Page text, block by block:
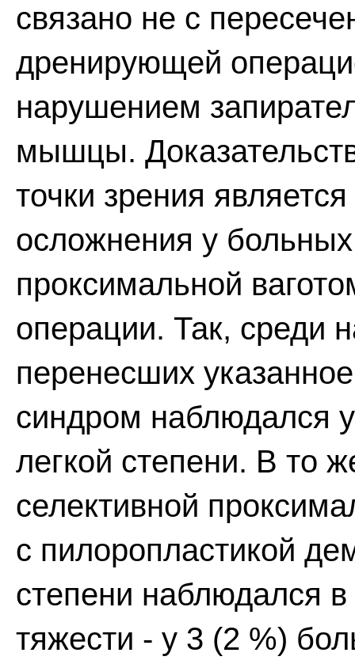
связано не с
дренирующей
нарушением
мышцы.
точки зрения
осложнения у
проксимальной
операции. Так, среди
перенесших
синдром наблюдался
легкой степени. В то
селективной
с пилоропластикой
степени наблюдался
тяжести - у 3 (2 %)